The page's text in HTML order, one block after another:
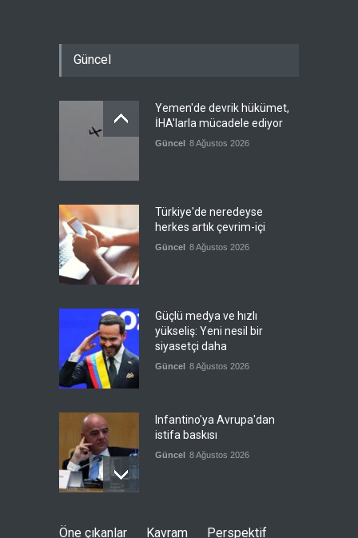
Güncel
Yemen'de devrik hükümet,
İHA'larla mücadele ediyor
Güncel 8 Ağustos 2026
Türkiye'de neredeyse
herkes artık çevrim-içi
Güncel 8 Ağustos 2026
Güçlü medya ve hızlı
yükseliş: Yeni nesil bir
siyasetçi daha
Güncel 8 Ağustos 2026
Infantino'ya Avrupa'dan
istifa baskısı
Güncel 8 Ağustos 2026
Kolombiya, solcu Petro'nun
Öne çıkanlar Kavram Perspektif